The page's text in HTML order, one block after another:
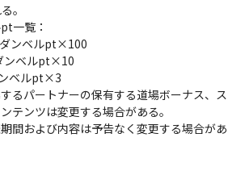
。
一覧：
ダンベルpt×100
ンベルpt×10
ベルpt×3
るパートナーの保有する道場ボーナス、ス
テンツは変更する場合がある。
間および内容は予告なく変更する場合があ